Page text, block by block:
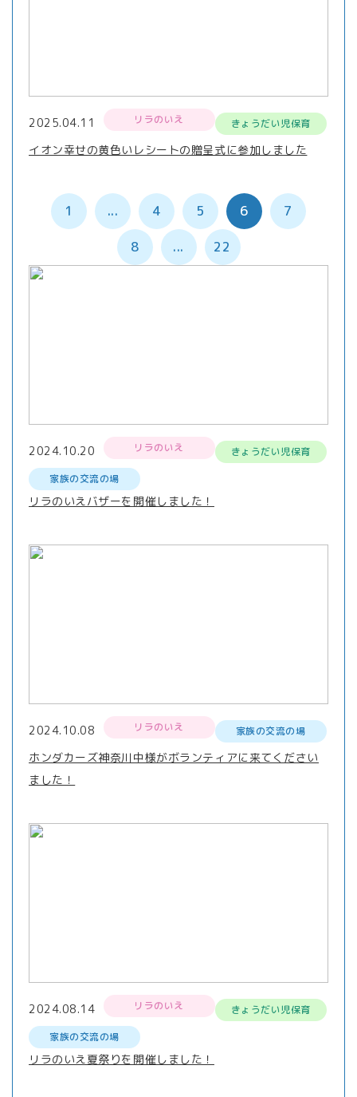
2025.04.11 リラのいえ きょうだい児保育
イオン幸せの黄色いレシートの贈呈式に参加しました
1 ... 4 5 6 7
8 ... 22
2024.10.20 リラのいえ
きょうだい児保育
家族の交流の場
リラのいえバザーを開催しました！
2024.10.08 リラのいえ 家族の交流の場
ホンダカーズ神奈川中様がボランティアに来てください
ました！
2024.08.14 リラのいえ
きょうだい児保育
家族の交流の場
リラのいえ夏祭りを開催しました！